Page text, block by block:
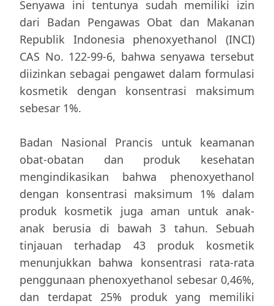
Senyawa ini tentunya sudah memiliki izin
dari Badan Pengawas Obat dan Makanan
Republik Indonesia phenoxyethanol (INCI)
CAS No. 122-99-6, bahwa senyawa tersebut
diizinkan sebagai pengawet dalam formulasi
kosmetik dengan konsentrasi maksimum
sebesar 1%.
Badan Nasional Prancis untuk keamanan
obat-obatan dan produk kesehatan
mengindikasikan bahwa phenoxyethanol
dengan konsentrasi maksimum 1% dalam
produk kosmetik juga aman untuk anak-
anak berusia di bawah 3 tahun. Sebuah
tinjauan terhadap 43 produk kosmetik
menunjukkan bahwa konsentrasi rata-rata
penggunaan phenoxyethanol sebesar 0,46%,
dan terdapat 25% produk yang memiliki